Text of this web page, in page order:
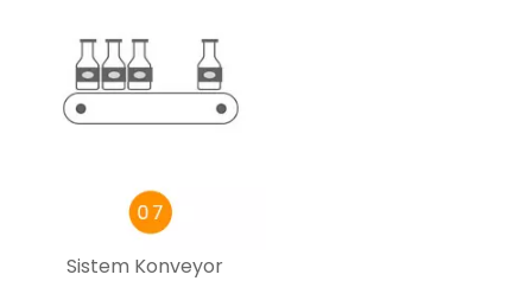
Sistem Konveyor